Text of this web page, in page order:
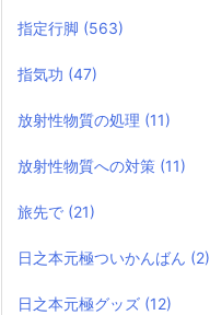
指定行脚 (563)
指気功 (47)
放射性物質の処理 (11)
放射性物質への対策 (11)
旅先で (21)
日之本元極ついかんばん (2)
日之本元極グッズ (12)